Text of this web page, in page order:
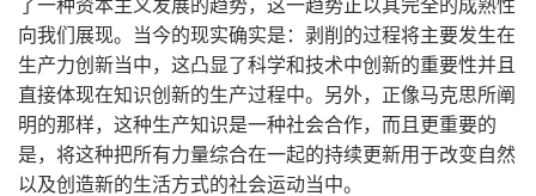
了一种资本主义发展的趋势，这一趋势正以其完全的成熟性
向我们展现。当今的现实确实是：剥削的过程将主要发生在
生产力创新当中，这凸显了科学和技术中创新的重要性并且
直接体现在知识创新的生产过程中。另外，正像马克思所阐
明的那样，这种生产知识是一种社会合作，而且更重要的
是，将这种把所有力量综合在一起的持续更新用于改变自然
以及创造新的生活方式的社会运动当中。